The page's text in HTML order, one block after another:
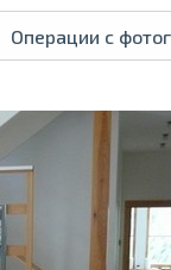
Операции с